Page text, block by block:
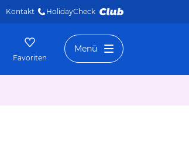
Kontakt HolidayCheck
Favoriten
Menü